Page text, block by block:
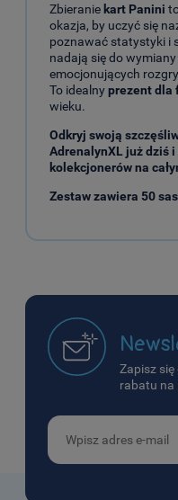
Zbieranie kart Panini
okazja, by uczyć się
poznawać statystyki i
nadają się do
emocjonujących
To idealnyprezent dla
wieku.
Odkryj swoją
AdrenalynXL już dziś i
kolekcjonerów na
Zestaw zawiera 50
Zapisz
rabatu na